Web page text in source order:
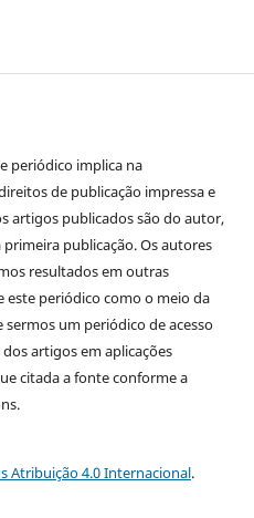
periódico implica na
de publicação impressa e
artigos publicados são do autor,
publicação. Os autores
resultados em outras
este periódico como o meio da
um periódico de acesso
artigos em aplicações
citada a fonte conforme a
Atribuição 4.0 Internacional.